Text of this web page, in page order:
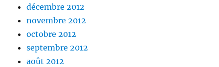
décembre 2012
novembre 2012
octobre 2012
septembre 2012
août 2012